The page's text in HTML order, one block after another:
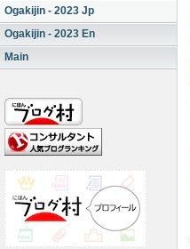
Ogakijin - 2023 Jp
Ogakijin - 2023 En
Main